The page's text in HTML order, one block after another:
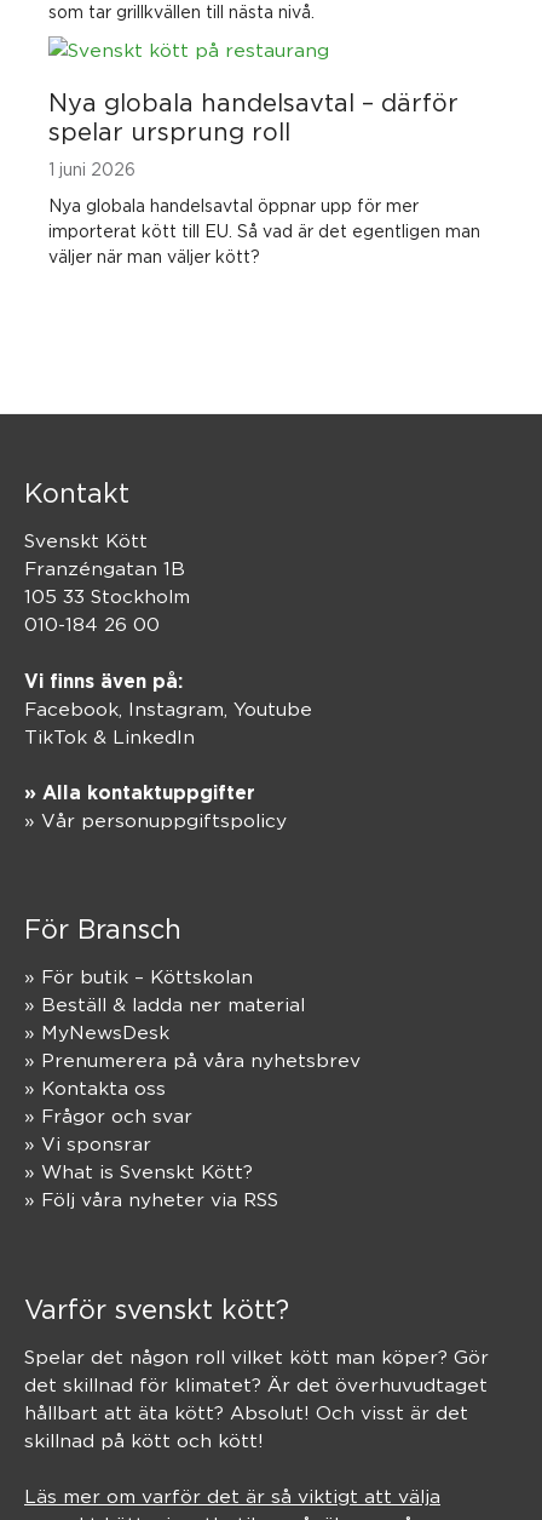
som tar grillkvällen till nästa nivå.
Nya globala handelsavtal – därför
spelar ursprung roll
1 juni 2026
Nya globala handelsavtal öppnar upp för mer
importerat kött till EU. Så vad är det egentligen man
väljer när man väljer kött?
Kontakt
Svenskt Kött
Franzéngatan 1B
105 33 Stockholm
010-184 26 00
Vi finns även på:
Facebook, Instagram Youtube
TikTok & LinkedIn
» Alla kontaktuppgifter
» Vår personuppgiftspolicy
För Bransch
» För butik – Köttskolan
» Beställ & ladda ner material
» MyNewsDesk
» Prenumerera på våra nyhetsbrev
» Kontakta oss
» Frågor och svar
» Vi sponsrar
» What is Svenskt Kött?
» Följ våra nyheter via RSS
Varför svenskt kött?
Spelar det någon roll vilket kött man köper? Gör
det skillnad för klimatet? Är det överhuvudtaget
hållbart att äta kött? Absolut! Och visst är det
skillnad på kött och kött!
Läs mer om varför det är så viktigt att välja